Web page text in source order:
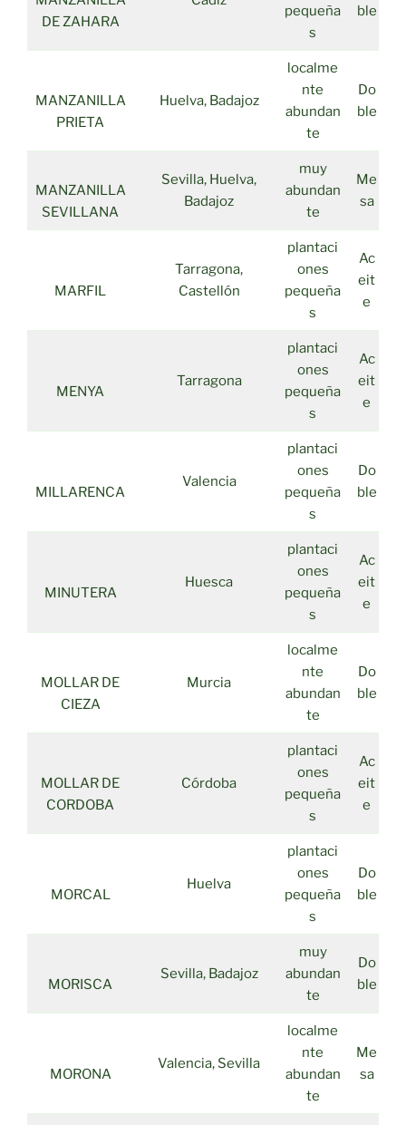
DE ZAHARA
pequeña
s
ble
MANZANILLA
PRIETA
Huelva, Badajoz
localme
nte
abundan
te
Do
ble
MANZANILLA
SEVILLANA
Sevilla, Huelva,
Badajoz
muy
abundan
te
Me
sa
MARFIL
Tarragona,
Castellón
plantaci
ones
pequeña
s
Ac
eit
e
MENYA
Tarragona
plantaci
ones
pequeña
s
Ac
eit
e
MILLARENCA
Valencia
plantaci
ones
pequeña
s
Do
ble
MINUTERA
Huesca
plantaci
ones
pequeña
s
Ac
eit
e
MOLLAR DE
CIEZA
Murcia
localme
nte
abundan
te
Do
ble
MOLLAR DE
CORDOBA
Córdoba
plantaci
ones
pequeña
s
Ac
eit
e
MORCAL
Huelva
plantaci
ones
pequeña
s
Do
ble
MORISCA
Sevilla, Badajoz
muy
abundan
te
Do
ble
MORONA
Valencia, Sevilla
localme
nte
abundan
te
Me
sa